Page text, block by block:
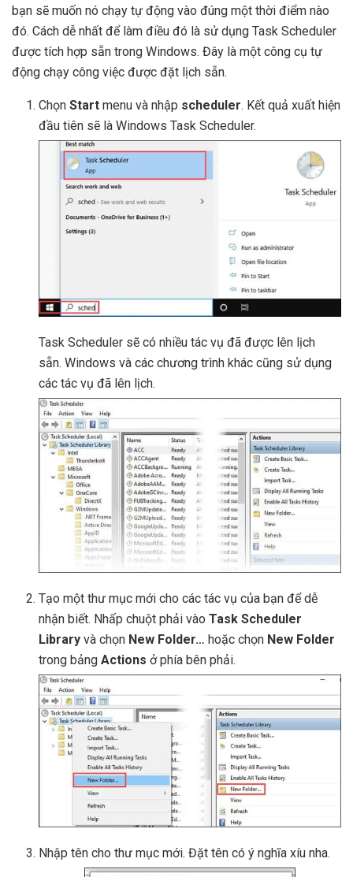
bạn sẽ muốn nó chạy tự động vào đúng một thời điểm nào
đó. Cách dễ nhất để làm điều đó là sử dụng Task Scheduler
được tích hợp sẵn trong Windows. Đây là một công cụ tự
động chạy công việc được đặt lịch sẵn.
ChọnStart menu và nhập scheduler. Kết quả xuất hiện
đầu tiên sẽ là Windows Task Scheduler.
Task Scheduler sẽ có nhiều tác vụ đã được lên lịch
sẵn. Windows và các chương trình khác cũng sử dụng
các tác vụ đã lên lịch.
Tạo một thư mục mới cho các tác vụ của bạn để dễ
nhận biết. Nhấp chuột phải vàoTask Scheduler
Library và chọn New Folder… hoặc chọn New Folder
trong bảngActions ở phía bên phải.
Nhập tên cho thư mục mới. Đặt tên có ý nghĩa xíu nha.